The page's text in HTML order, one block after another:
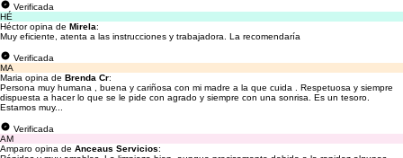
Verificada
HÉ
Héctor opina de Mirela:
Muy eficiente, atenta a las instrucciones y trabajadora. La recomendaría
Verificada
MA
Maria opina de Brenda Cr:
Persona muy humana , buena y cariñosa con mi madre a la que cuida . Respetuosa y siempre
dispuesta a hacer lo que se le pide con agrado y siempre con una sonrisa. Es un tesoro.
Estamos muy...
Verificada
AM
Amparo opina de Anceaus Servicios: